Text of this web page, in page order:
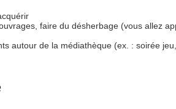
faire du désherbage (vous allez
autour de la médiathèque (ex. : soirée